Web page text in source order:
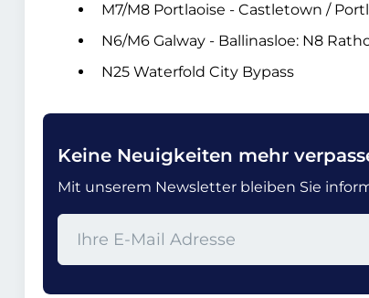
M7/M8 Portlaoise - Castletown /
N6/M6 Galway - Ballinasloe: N8
N25 Waterfold City Bypass
Keine Neuigkeiten mehr
Mit unserem Newsletter bleiben Sie